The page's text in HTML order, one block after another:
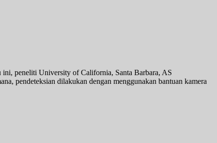
ini, peneliti University of California, Santa Barbara, AS
pendeteksian dilakukan dengan menggunakan bantuan kamera